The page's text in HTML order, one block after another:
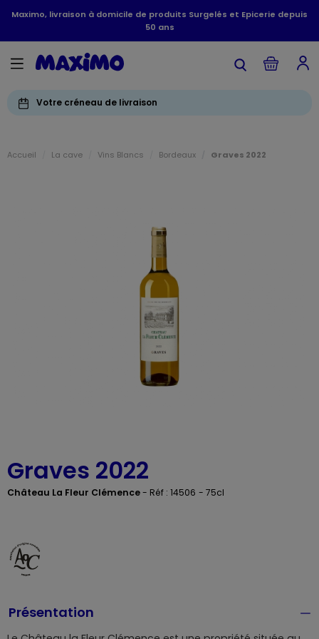
Maximo, livraison à domicile de produits Surgelés et Epicerie depuis
50 ans
Votre créneau de livraison
Accueil La cave Vins Blancs Bordeaux Graves 2022
Graves 2022
Château La Fleur Clémence- Réf : 14506 - 75cl
Présentation